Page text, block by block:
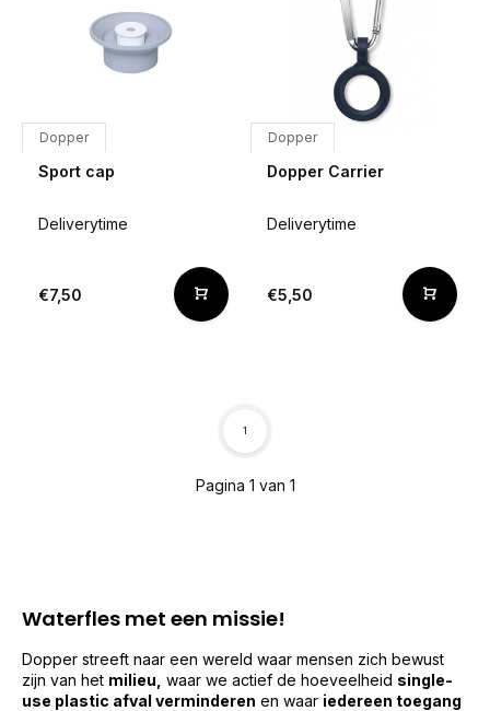
Dopper
Sport cap
Deliverytime
€7,50
Dopper
Dopper Carrier
Deliverytime
€5,50
Pagina 1 van 1
1
Waterfles met een missie!
Dopper streeft naar een wereld waar mensen zich bewust
zijn van het milieu, waar we actief de hoeveelheid single-
use plastic afval verminderen en waar iedereen toegang